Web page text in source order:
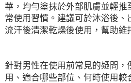
華，均勻塗抹於外部肌膚並輕推
常使用習慣。建議可於沐浴後、
流汗後清潔乾燥後使用，幫助維
針對男性在使用前常見的疑問，
用、適合哪些部位、何時使用較